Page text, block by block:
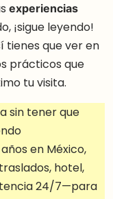
experiencias
¡sigue leyendo!
tienes que ver en
prácticos que
tu visita.
sin tener que
en México,
hotel,
24/7—para